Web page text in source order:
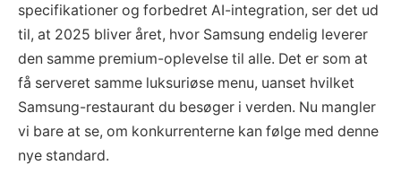
specifikationer og forbedret AI-integration, ser det ud
til, at 2025 bliver året, hvor Samsung endelig leverer
den samme premium-oplevelse til alle. Det er som at
få serveret samme luksuriøse menu, uanset hvilket
Samsung-restaurant du besøger i verden. Nu mangler
vi bare at se, om konkurrenterne kan følge med denne
nye standard.